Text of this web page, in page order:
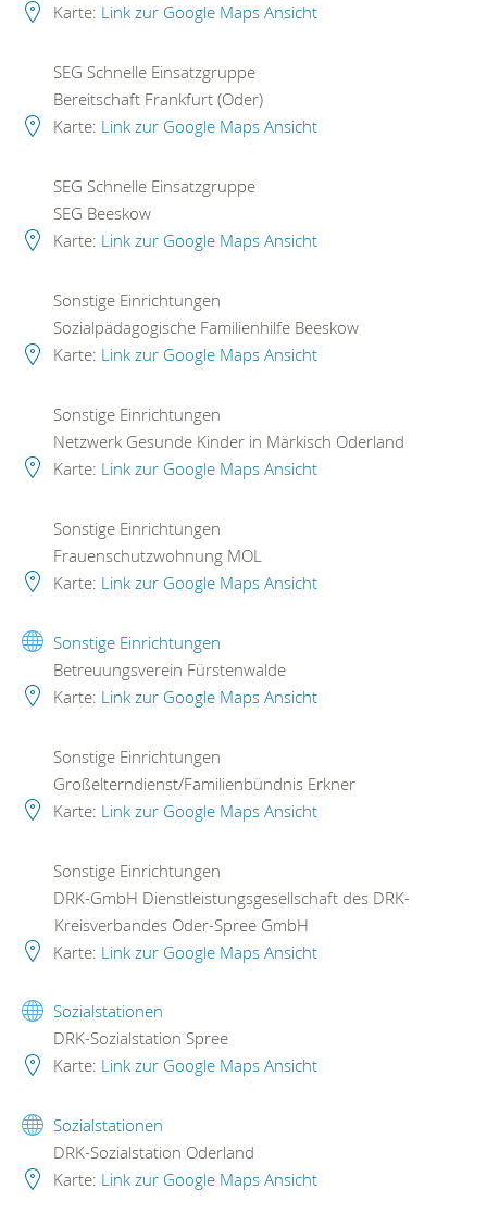
Karte: Link zur Google Maps Ansicht
SEG Schnelle Einsatzgruppe
Bereitschaft Frankfurt (Oder)
Karte: Link zur Google Maps Ansicht
SEG Schnelle Einsatzgruppe
SEG Beeskow
Karte: Link zur Google Maps Ansicht
Sonstige Einrichtungen
Sozialpädagogische Familienhilfe Beeskow
Karte: Link zur Google Maps Ansicht
Sonstige Einrichtungen
Netzwerk Gesunde Kinder in Märkisch Oderland
Karte: Link zur Google Maps Ansicht
Sonstige Einrichtungen
Frauenschutzwohnung MOL
Karte: Link zur Google Maps Ansicht
Sonstige Einrichtungen
Betreuungsverein Fürstenwalde
Karte: Link zur Google Maps Ansicht
Sonstige Einrichtungen
Großelterndienst/Familienbündnis Erkner
Karte: Link zur Google Maps Ansicht
Sonstige Einrichtungen
DRK-GmbH Dienstleistungsgesellschaft des DRK-
Kreisverbandes Oder-Spree GmbH
Karte: Link zur Google Maps Ansicht
Sozialstationen
DRK-Sozialstation Spree
Karte: Link zur Google Maps Ansicht
Sozialstationen
DRK-Sozialstation Oderland
Karte: Link zur Google Maps Ansicht